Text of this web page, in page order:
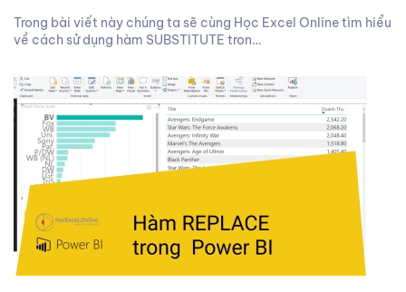
Trong bài viết này chúng ta sẽ cùng Học Excel Online tìm hiểu
về cách sử dụng hàm SUBSTITUTE tron…